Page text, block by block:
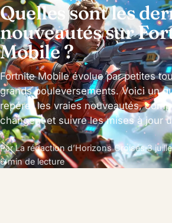
Quelles sont les
nouveautés sur
Mobile ?
Fortnite Mobile évolue par petites
grands bouleversements. Voici un
repérer les vraies nouveautés,
changent et suivre les mises à jour
Par La rédaction d’Horizons Croisés·3
6 min de lecture